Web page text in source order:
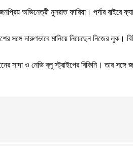
অভিনেত্রী নুসরাত ফারিয়া। পর্দার
দারুণভাবে মানিয়ে নিয়েছেন নিজের লুক।
ও নেভি ব্লু স্ট্রাইপের বিকিনি। তার সঙ্গে